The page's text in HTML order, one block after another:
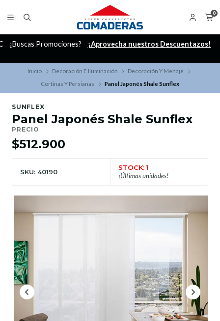
0
¿Buscas Promociones? ¡Aprovecha nuestros Descuentazos!
Inicio Decoración E Iluminación
Decoración Y Menaje
Cortinas Y Persianas
Panel Japonés Shale Sunflex
SUNFLEX
Panel Japonés Shale Sunflex
PRECIO
$512.900
SKU: 40190
STOCK: 1
¡Últimas unidades!